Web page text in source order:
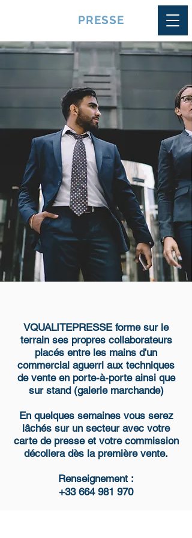
PRESSE
VQUALITEPRESSE forme sur le
terrain ses propres collaborateurs
placés entre les mains d'un
commercial aguerri aux techniques
de vente en porte-à-porte ainsi que
sur stand (galerie marchande)
En quelques semaines vous serez
lâchés sur un secteur avec votre
carte de presse et votre commission
décollera dès la première vente.
Renseignement :
+33 664 981 970